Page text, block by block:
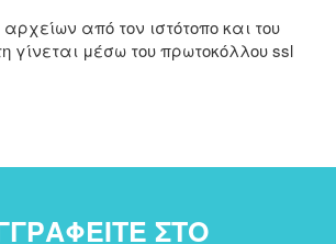
από τον ιστότοπο και του
γίνεται μέσω του πρωτοκόλλου ssl
ΣΤΟ